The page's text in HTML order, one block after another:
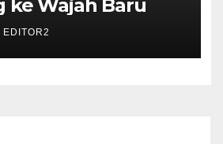
ke Wajah Baru
EDITOR2